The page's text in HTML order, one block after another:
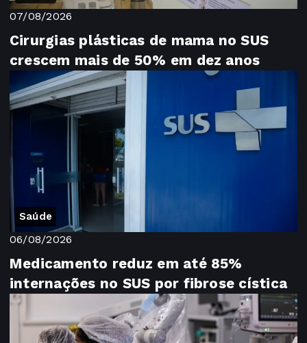
07/08/2026
Cirurgias plásticas de mama no SUS
crescem mais de 50% em dez anos
Saúde
06/08/2026
Medicamento reduz em até 85%
internações no SUS por fibrose cística